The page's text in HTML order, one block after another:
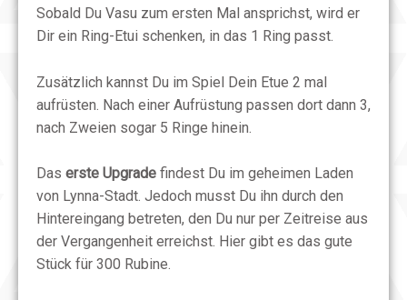
Sobald Du Vasu zum ersten Mal ansprichst, wird er
Dir ein Ring-Etui schenken, in das 1 Ring passt.
Zusätzlich kannst Du im Spiel Dein Etue 2 mal
aufrüsten. Nach einer Aufrüstung passen dort dann 3,
nach Zweien sogar 5 Ringe hinein.
Das erste Upgrade findest Du im geheimen Laden
von Lynna-Stadt. Jedoch musst Du ihn durch den
Hintereingang betreten, den Du nur per Zeitreise aus
der Vergangenheit erreichst. Hier gibt es das gute
Stück für 300 Rubine.